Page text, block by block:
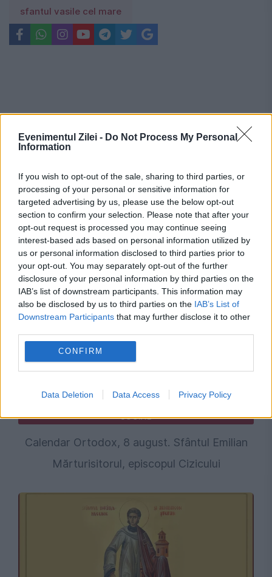
Evenimentul Zilei - Do Not Process My Personal
Information
If you wish to opt-out of the sale, sharing to third parties, or
processing of your personal or sensitive information for
targeted advertising by us, please use the below opt-out
section to confirm your selection. Please note that after your
opt-out request is processed you may continue seeing
interest-based ads based on personal information utilized by
us or personal information disclosed to third parties prior to
your opt-out. You may separately opt-out of the further
disclosure of your personal information by third parties on the
IAB’s list of downstream participants. This information may
also be disclosed by us to third parties on the IAB’s List of
Downstream Participants that may further disclose it to other
CONFIRM
Data Deletion Data Access Privacy Policy
sfantul vasile cel mare
Recomandările noastre
SOCIAL
Calendar Ortodox, 8 august. Sfântul Emilian
Mărturisitorul, episcopul Cizicului